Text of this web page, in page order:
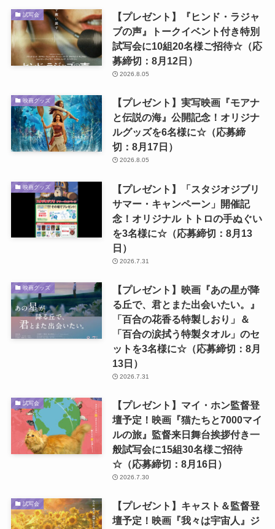
試写会
【プレゼント】『ヒンド・ラジャ
ブの声』トークイベント付き特別
試写会に10組20名様ご招待☆（応
募締切：8月12日）
2026.8.05
映画グッズ
【プレゼント】実写映画『モアナ
と伝説の海』公開記念！オリジナ
ルグッズを6名様に☆（応募締
切：8月17日）
2026.8.05
映画グッズ
【プレゼント】「スタジオジブリ
サマー・キャンペーン」開催記
念！オリジナル トトロの手ぬぐい
を3名様に☆（応募締切：8月13
日）
2026.7.31
映画グッズ
【プレゼント】映画『あの星が降
る丘で、君とまた出会いたい。』
「百合の花香る特製しおり」＆
「百合の涙拭う特製タオル」のセ
ットを3名様に☆（応募締切：8月
13日）
2026.7.31
試写会
【プレゼント】マイ・ホン監督登
壇予定！映画『猫たちと7000マイ
ルの旅』監督来日舞台挨拶付き一
般試写会に15組30名様ご招待
☆（応募締切：8月16日）
2026.7.30
試写会
【プレゼント】キャスト＆監督登
壇予定！映画『我々は宇宙人』ジ